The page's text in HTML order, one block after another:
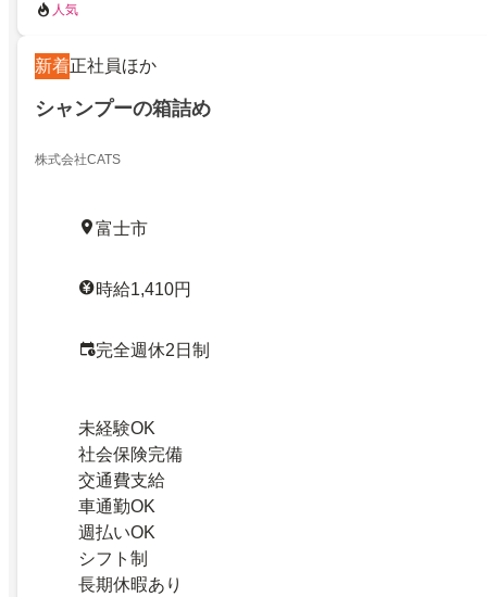
人気
新着正社員ほか
シャンプーの箱詰め
株式会社CATS
富士市
時給1,410円
完全週休2日制
未経験OK
社会保険完備
交通費支給
車通勤OK
週払いOK
シフト制
長期休暇あり